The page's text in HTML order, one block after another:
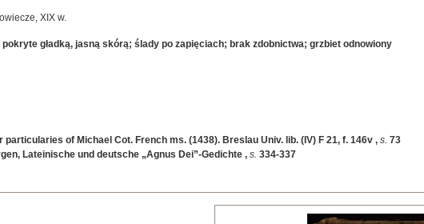
XIX w.
gładką, jasną skórą; ślady po zapięciach; brak zdobnictwa; grzbiet odnowiony
particularies of Michael Cot. French ms. (1438). Breslau Univ. lib. (IV) F 21, f. 146v , s. 73
Lateinische und deutsche „Agnus Dei”-Gedichte , s. 334-337